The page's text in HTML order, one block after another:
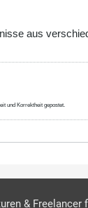
aus
und Korrektheit gepostet.
& Freelancer